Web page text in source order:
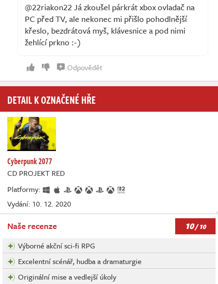
@22riakon22 Já zkoušel párkrát xbox ovladač na
PC před TV, ale nekonec mi přišlo pohodlnější
křeslo, bezdrátová myš, klávesnice a pod nimi
žehlící prkno :-)
Odpovědět
DETAIL K OZNAČENÉ HŘE
Cyberpunk 2077
CD PROJEKT RED
Platformy:
Vydání: 10. 12. 2020
Naše recenze 10/ 10
Výborné akční sci-fi RPG
Excelentní scénář, hudba a dramaturgie
Originální mise a vedlejší úkoly